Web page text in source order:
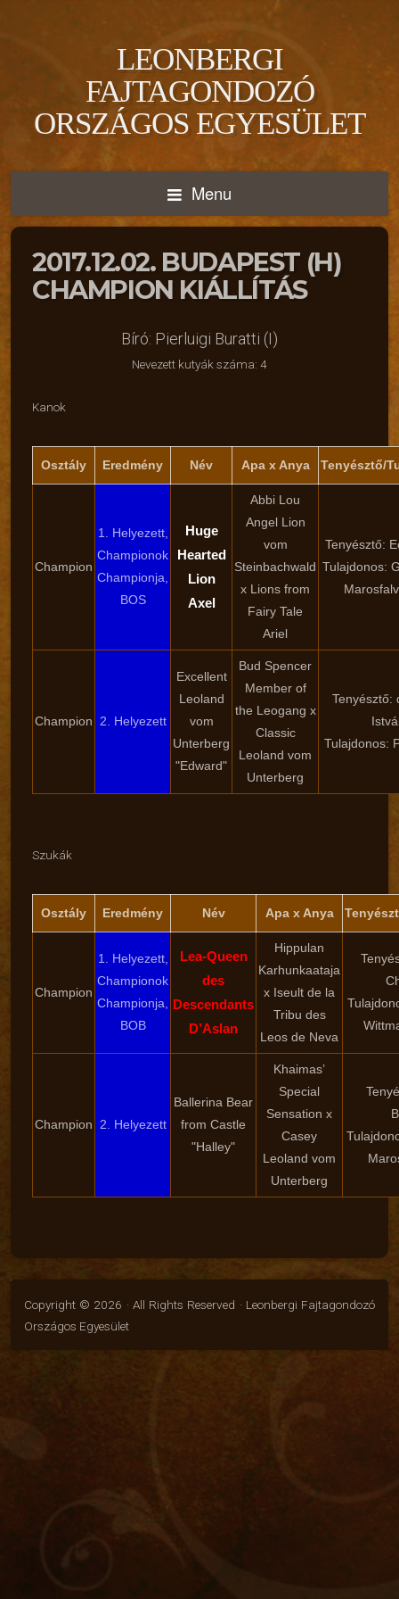
LEONBERGI
FAJTAGONDOZÓ
ORSZÁGOS EGYESÜLET
Menu
2017.12.02. BUDAPEST (H)
CHAMPION KIÁLLÍTÁS
Bíró: Pierluigi Buratti (I)
Nevezett kutyák száma: 4
Kanok
Osztály Eredmény Név Apa x Anya Tenyésztő/
Champion
1. Helyezett,
Championok
Championja,
BOS
Huge
Hearted
Lion
Axel
Abbi Lou
Angel Lion
vom
Steinbachwald
x Lions from
Fairy Tale
Ariel
Tenyésztő:
Tulajdonos:
Champion 2. Helyezett
Excellent
Leoland
vom
Unterberg
"Edward"
Bud Spencer
Member of
the Leogang x
Classic
Leoland vom
Unterberg
Tenyésztő:
Tulajdonos:
Szukák
Osztály Eredmény Név Apa x Anya
Champion
1. Helyezett,
Championok
Championja,
BOB
Lea-Queen
des
Descendants
D’Aslan
Hippulan
Karhunkaataja
x Iseult de la
Tribu des
Leos de Neva
Champion 2. Helyezett
Ballerina Bear
from Castle
"Halley"
Khaimas’
Special
Sensation x
Casey
Leoland vom
Unterberg
Copyright © 2026 · All Rights Reserved · Leonbergi Fajtagondozó
Országos Egyesület